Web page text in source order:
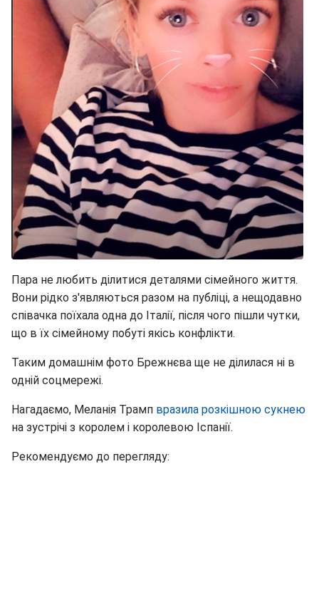
Пара не любить ділитися деталями сімейного життя.
Вони рідко з'являються разом на публіці, а нещодавно
співачка поїхала одна до Італії, після чого пішли чутки,
що в їх сімейному побуті якісь конфлікти.
Таким домашнім фото Брежнєва ще не ділилася ні в
одній соцмережі.
Нагадаємо, Меланія Трамп вразила розкішною сукнею
на зустрічі з королем і королевою Іспанії.
Рекомендуємо до перегляду: